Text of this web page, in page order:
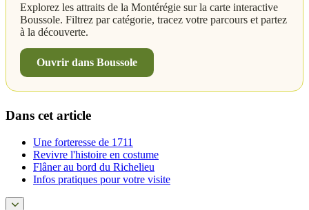
Explorez les attraits de la Montérégie sur la carte interactive
Boussole. Filtrez par catégorie, tracez votre parcours et partez
à la découverte.
Ouvrir dans Boussole
Dans cet article
Une forteresse de 1711
Revivre l'histoire en costume
Flâner au bord du Richelieu
Infos pratiques pour votre visite